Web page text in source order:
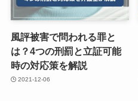
風評被害で問われる罪と
は？4つの刑罰と立証可能
時の対応策を解説
2021-12-06